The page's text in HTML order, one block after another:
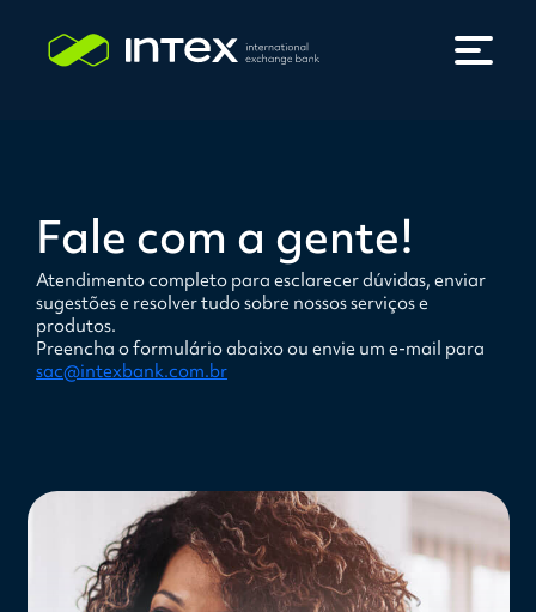
Fale com a gente!
Atendimento completo para esclarecer dúvidas, enviar
sugestões e resolver tudo sobre nossos serviços e
produtos.
Preencha o formulário abaixo ou envie um e-mail para
sac@intexbank.com.br